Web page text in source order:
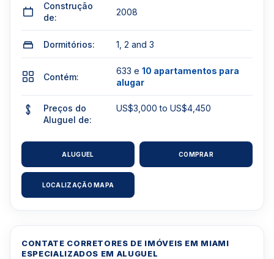
Construção
de:
2008
Dormitórios: 1, 2 and 3
Contém:
633 e 10 apartamentos para
alugar
Preços do
Aluguel de:
US$3,000 to US$4,450
ALUGUEL COMPRAR
LOCALIZAÇÃO MAPA
CONTATE CORRETORES DE IMÓVEIS EM MIAMI
ESPECIALIZADOS EM ALUGUEL